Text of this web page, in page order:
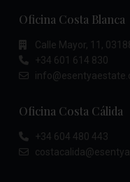
Oficina Costa Blanca
Calle Mayor, 11,
+34 601 614 830
Oficina Costa Cálida
+34 604 480 443